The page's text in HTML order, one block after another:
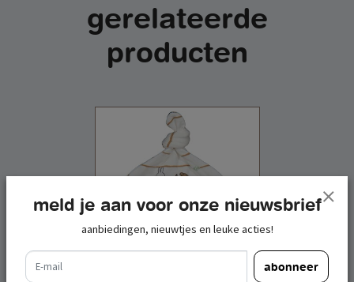
gerelateerde
producten
meld je aan voor onze nieuwsbrief
aanbiedingen, nieuwtjes en leuke acties!
e-mail
abonneer